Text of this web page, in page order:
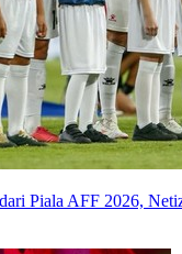
Piala AFF 2026,